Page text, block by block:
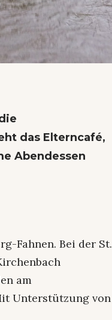
das Elterncafé,
Abendessen
Fahnen. Bei der St.
am
Unterstützung von